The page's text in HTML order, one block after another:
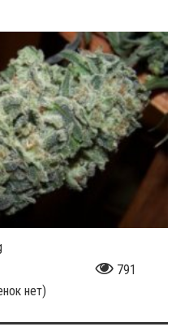
791
нет)